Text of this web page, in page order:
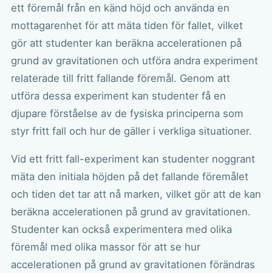
ett föremål från en känd höjd och använda en
mottagarenhet för att mäta tiden för fallet, vilket
gör att studenter kan beräkna accelerationen på
grund av gravitationen och utföra andra experiment
relaterade till fritt fallande föremål. Genom att
utföra dessa experiment kan studenter få en
djupare förståelse av de fysiska principerna som
styr fritt fall och hur de gäller i verkliga situationer.
Vid ett fritt fall-experiment kan studenter noggrant
mäta den initiala höjden på det fallande föremålet
och tiden det tar att nå marken, vilket gör att de kan
beräkna accelerationen på grund av gravitationen.
Studenter kan också experimentera med olika
föremål med olika massor för att se hur
accelerationen på grund av gravitationen förändras